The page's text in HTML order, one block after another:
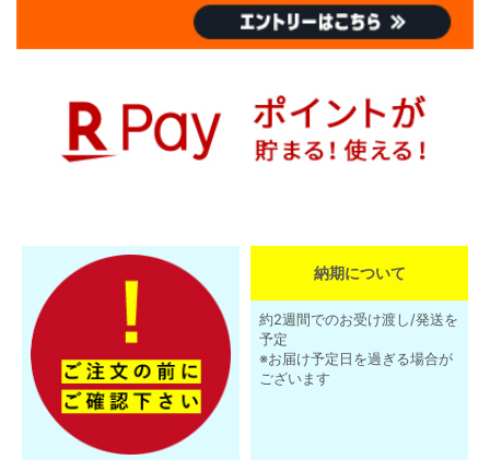
納期について
約2週間でのお受け渡し/発送を
予定
※お届け予定日を過ぎる場合が
ございます